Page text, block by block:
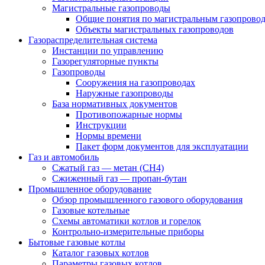
Магистральные газопроводы
Общие понятия по магистральным
Объекты магистральных газопроводов
Газораспределительная система
Инстанции по управлению
Газорегуляторные пункты
Газопроводы
Сооружения на газопроводах
Наружные газопроводы
База нормативных документов
Противопожарные нормы
Инструкции
Нормы времени
Пакет форм документов для эксплуатации
Газ и автомобиль
Сжатый газ — метан (CH4)
Сжиженный газ — пропан-бутан
Промышленное оборудование
Обзор промышленного газового оборудования
Газовые котельные
Схемы автоматики котлов и горелок
Контрольно-измерительные приборы
Бытовые газовые котлы
Каталог газовых котлов